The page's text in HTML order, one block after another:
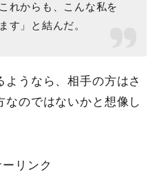
れからも、こんな私を
す」と結んだ。
うなら、相手の方はさ
なのではないかと想像し
リンク